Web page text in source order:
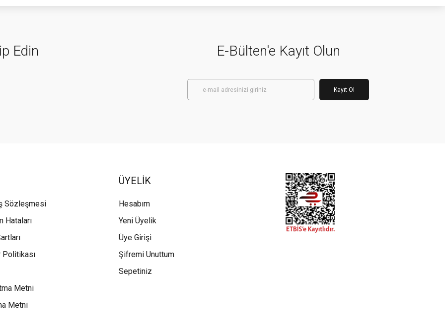
Edin E-Bülten'e Kayıt Olun
Kayıt Ol
Sözleşmesi
Hataları
Metni
Metni
ÜYELİK
Hesabım
Yeni Üyelik
Üye Girişi
Şifremi Unuttum
Sepetiniz